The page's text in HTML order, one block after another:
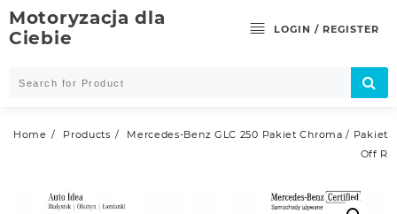
Skip
to
content
Motoryzacja dla
Ciebie
LOGIN / REGISTER
Home Products
Mercedes-Benz GLC 250 Pakiet Chroma / Pakiet
Off R